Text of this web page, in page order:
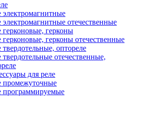
электромагнитные
электромагнитные отечественные
герконовые, герконы
герконовые, герконы отечественные
твердотельные, оптореле
твердотельные отечественные,
для реле
промежуточные
программируемые